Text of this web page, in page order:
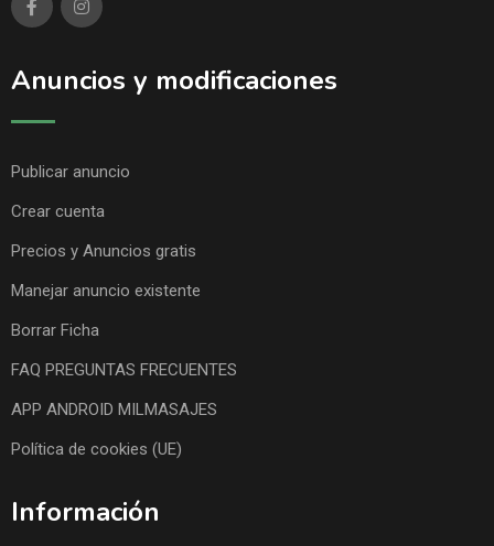
Anuncios y modificaciones
Publicar anuncio
Crear cuenta
Precios y Anuncios gratis
Manejar anuncio existente
Borrar Ficha
FAQ PREGUNTAS FRECUENTES
APP ANDROID MILMASAJES
Política de cookies (UE)
Información